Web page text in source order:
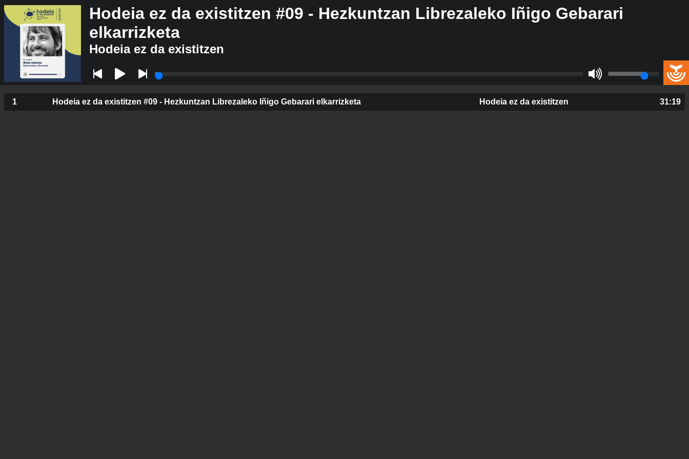
Hodeia ez da existitzen #09 - Hezkuntzan Librezaleko Iñigo Gebarari
elkarrizketa
Hodeia ez da existitzen
1 Hodeia ez da existitzen #09 - Hezkuntzan Librezaleko Iñigo Gebarari elkarrizketa Hodeia ez da existitzen 31:19